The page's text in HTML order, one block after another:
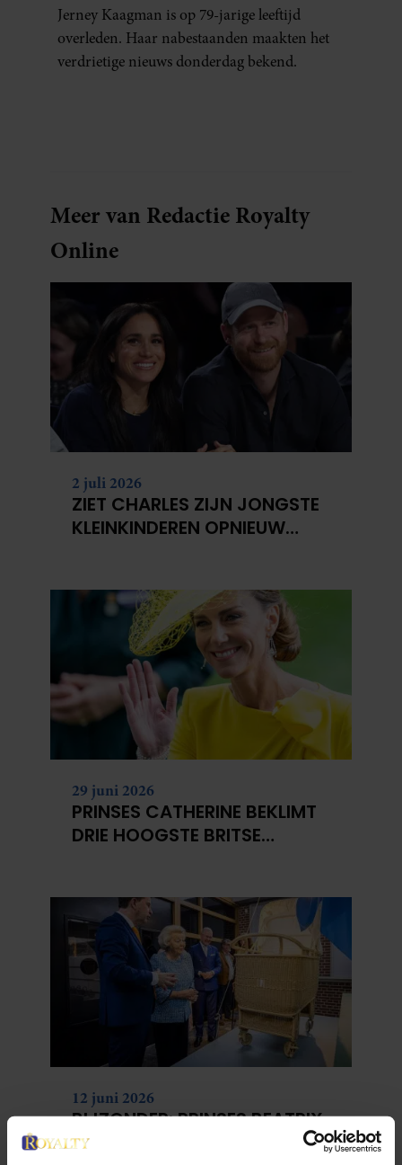
Jerney Kaagman is op 79-jarige leeftijd
overleden. Haar nabestaanden maakten het
verdrietige nieuws donderdag bekend.
Meer van Redactie Royalty
Online
2 juli 2026
ZIET CHARLES ZIJN JONGSTE
KLEINKINDEREN OPNIEUW
29 juni 2026
PRINSES CATHERINE BEKLIMT
DRIE HOOGSTE BRITSE
12 juni 2026
BIJZONDER: PRINSES BEATRIX
ZIET NA 88 JAAR HAAR